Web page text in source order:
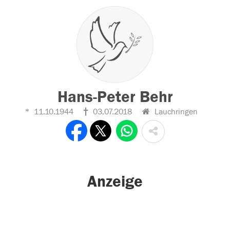
Hans-Peter Behr
11.10.1944 03.07.2018 Lauchringen
Anzeige